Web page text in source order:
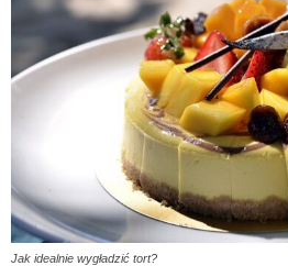
Jak idealnie wygładzić tort?